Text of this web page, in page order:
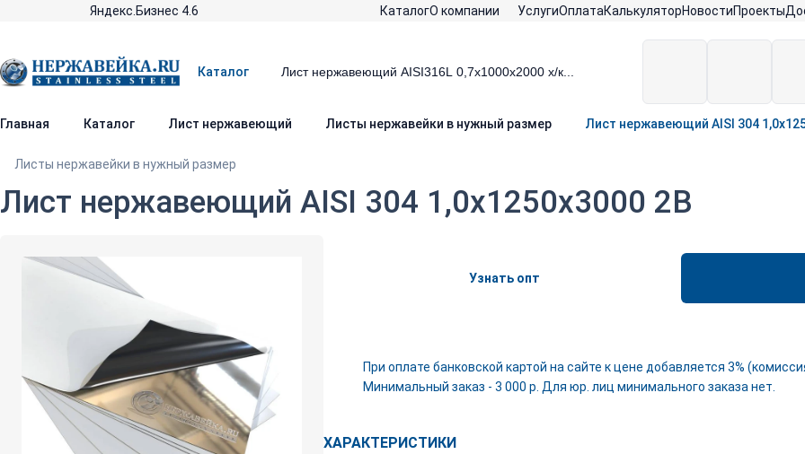
Яндекс.Бизнес 4.6 КаталогО компании УслугиОплатаКалькуляторНовостиПроекты
Каталог
Главная Каталог Лист нержавеющий Листы нержавейки в нужный размер Лист нержавеющий AISI 304
Листы нержавейки в нужный размер
Лист нержавеющий AISI 304 1,0х1250х3000 2В
Узнать опт
При оплате банковской картой на сайте к цене добавляется 3%
Минимальный заказ - 3 000 р. Для юр. лиц минимального заказа нет.
ХАРАКТЕРИСТИКИ